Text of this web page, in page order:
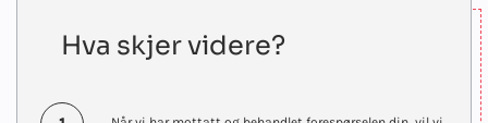
Hva skjer videre?